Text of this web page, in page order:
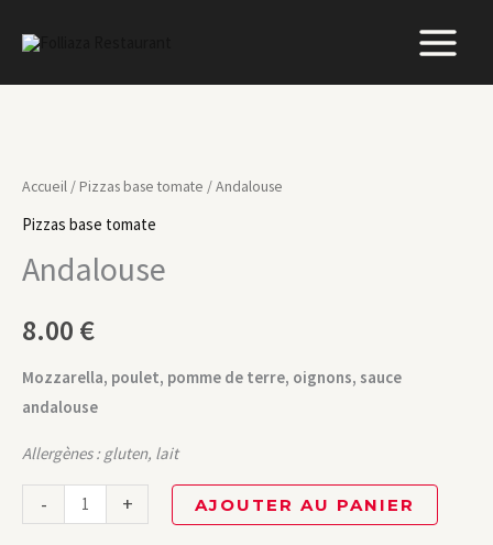
Accueil / Pizzas base tomate / Andalouse
Pizzas base tomate
Andalouse
8.00 €
Mozzarella, poulet, pomme de terre, oignons, sauce
andalouse
Allergènes : gluten, lait
-
de
Andalouse
+ AJOUTER AU PANIER